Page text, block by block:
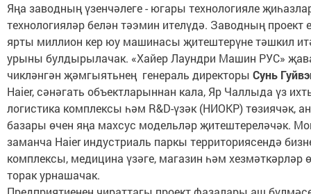
Яңа заводның үзенчәлеге - югары технологияле
технологияләр белән тәэмин ителүдә. Заводның проект
ярты миллион кер юу машинасы җитештерүне тәшкил
урыны булдырылачак. «Хайер Лаундри Машин РУС»
чикләнгән җәмгыятьнең генераль директоры Сунь
Haier, сәнәгать объектларыннан кала, Яр Чаллыда үз
логистика комплексы һәм R&D-үзәк (НИОКР) төзиячәк,
базары өчен яңа махсус модельләр җитештереләчәк.
заманча Haier индустриаль паркы территориясендә
комплексы, медицина үзәге, магазин һәм хезмәткәрләр
торак урнашачак.